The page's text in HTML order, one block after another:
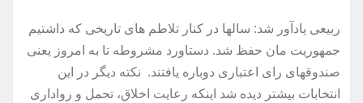
ربیعی یادآور شد: سالها در کنار تلاطم های تاریخی که داشتیم
جمهوریت مان حفظ شد. دستاورد مشروطه تا به امروز یعنی
صندوقهای رای اعتباری دوباره یافتند. نکته دیگر در این
انتخابات بیشتر دیده شد اینکه رعایت اخلاق، تحمل و رواداری